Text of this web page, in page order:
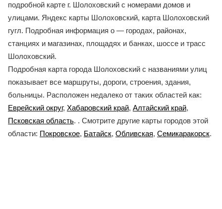
подробной карте г. Шолоховский с номерами домов и
улицами. Яндекс карты Шолоховский, карта Шолоховский
гугл. Подробная информация о — городах, районах,
станциях и магазинах, площадях и банках, шоссе и трасс
Шолоховский.
Подробная карта города Шолоховский с названиями улиц
показывает все маршруты, дороги, строения, здания,
больницы. Расположен недалеко от таких областей как:
Еврейский округ, Хабаровский край, Алтайский край,
Псковская область. . Смотрите другие карты городов этой
области: Покровское, Батайск, Обливская, Семикаракорск.